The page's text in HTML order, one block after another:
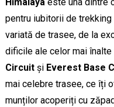
pentru iubitorii de
variată de trasee, de la
dificile ale celor mai înalte
Circuitși Everest Base
mai celebre trasee, ce îți
munților acoperiți cu